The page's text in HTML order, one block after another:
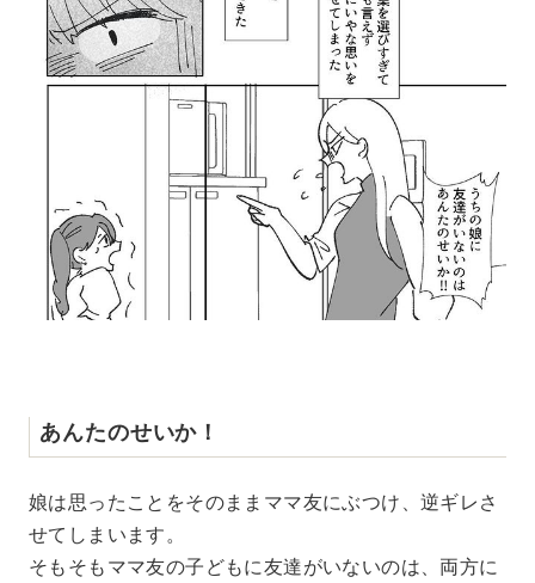
あんたのせいか！
娘は思ったことをそのままママ友にぶつけ、逆ギレさ
せてしまいます。
そもそもママ友の子どもに友達がいないのは、両方に